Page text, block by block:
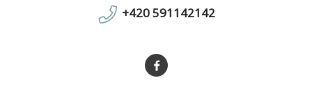
+420 591142142